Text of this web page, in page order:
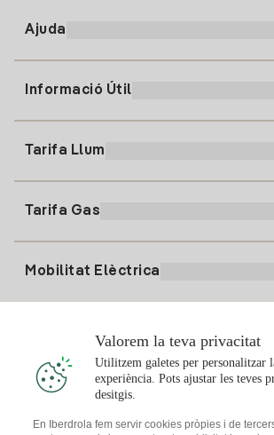
Ajuda
91 919 52 73
clientes@tuiberdrola.es
Informació Útil
Alta Gas
Tarifa Llum
Tarifa Gas
Mobilitat Elèctrica
Punts de Recàrrega
T'interessa
Valorem la teva privacitat
Utilitzem galetes per personalitzar
experiència. Pots ajustar les teves
desitgis.
En Iberdrola fem servir cookies pròpies i de